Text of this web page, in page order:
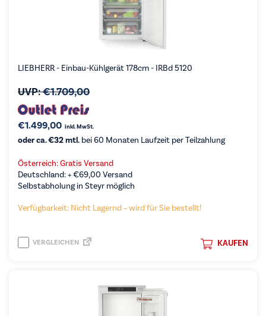
LIEBHERR - Einbau-Kühlgerät 178cm - IRBd 5120
UVP:€1.709,00
€1.499,00 inkl. MwSt.
oder ca. €32 mtl. bei 60 Monaten Laufzeit per Teilzahlung
Österreich: Gratis Versand
Deutschland: +€69,00 Versand
Selbstabholung in Steyr möglich
Verfügbarkeit: Nicht Lagernd – wird für Sie bestellt!
KAUFEN
VERGLEICHEN